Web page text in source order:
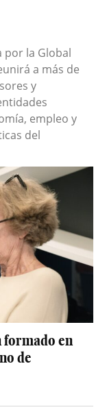
por la Global
a más de
y
empleo y
del
formado en
de